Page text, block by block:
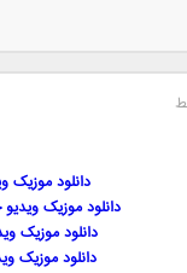
دانلود
دانلود موزیک
دانلود موزیک
دانلود موزیک